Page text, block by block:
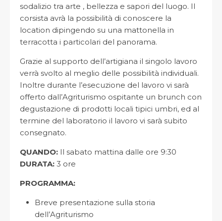
sodalizio tra arte , bellezza e sapori del luogo. Il
corsista avrà la possibilità di conoscere la
location dipingendo su una mattonella in
terracotta i particolari del panorama.
Grazie al supporto dell’artigiana il singolo lavoro
verrà svolto al meglio delle possibilità individuali.
Inoltre durante l’esecuzione del lavoro vi sarà
offerto dall’Agriturismo ospitante un brunch con
degustazione di prodotti locali tipici umbri, ed al
termine del laboratorio il lavoro vi sarà subito
consegnato.
QUANDO: Il sabato mattina dalle ore 9:30
DURATA: 3 ore
PROGRAMMA:
Breve presentazione sulla storia
dell’Agriturismo